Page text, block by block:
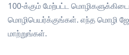
100-க்கும் மேற்பட்ட
மொழிபெயர்க்குங்கள். எந்த மொழி
மாற்றுங்கள்.